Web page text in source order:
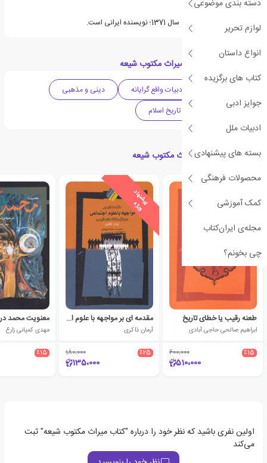
دسته بندی موضوعی
لوازم تحریر
انواع داستان
کتاب های برگزیده
جوایز ادبی
ادبیات ملل
بسته های پیشنهادی
محصولات فرهنگی
کمک آموزشی
مجله‌ی ایران‌کتاب
چی بخونم؟
ابوالفضل رجائي فرد متولد سال 1371؛ نویسنده ایرانی است.
دسته بندی های کتاب میراث مکتوب شیعه
ادبیات واقع گرایانه
دینی و مذهبی
ادبیات ایران
تاریخ اسلام
کتاب های مرتبط با میراث مکتوب شیعه
طعنه رقیب یا خطای تاریخ
ابراهیم صالحی حاجی آبادی
٪15 600،000
510،000
پ
ی
ش
ن
ه
ا
د
و
ی
ژ
ه
مقدمه ای بر مواجهه با علوم اجتماعی
آرمان ذاکری
٪25 180،000
135،000
مهدی کمپانی زارع
٪15
اولین نفری باشید که نظر خود را درباره "کتاب میراث مکتوب شیعه" ثبت
می‌کند